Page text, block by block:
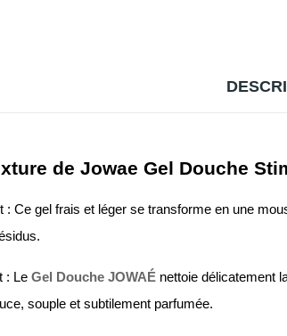
de Jowae Gel Douche
: Ce gel frais et léger se transforme en une
: Le Gel Douche JOWAÉ nettoie délicatement
souple et subtilement parfumée.